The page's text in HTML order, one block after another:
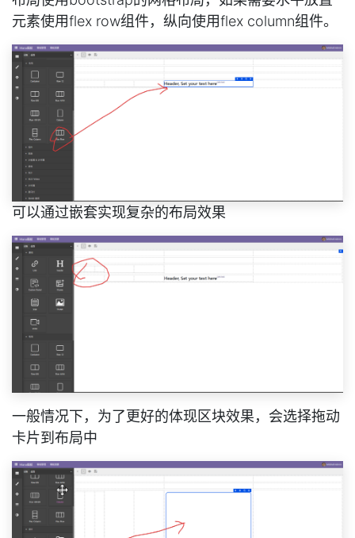
元素使用flex row组件，纵向使用flex column组件。
可以通过嵌套实现复杂的布局效果
一般情况下，为了更好的体现区块效果，会选择拖动
卡片到布局中